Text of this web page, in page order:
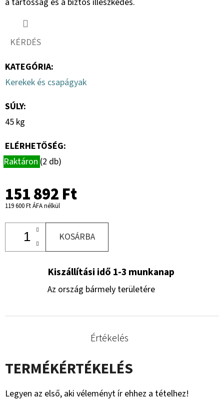
KÉRDÉS
KATEGÓRIA:
Kerekek és csapágyak
SÚLY:
45 kg
ELÉRHETŐSÉG:
Raktáron (2 db)
151 892 Ft
119 600 Ft ÁFA nélkül
KOSÁRBA
Kiszállítási idő 1-3 munkanap
Az ország bármely területére
Értékelés
TERMÉKÉRTÉKELÉS
Legyen az első, aki véleményt ír ehhez a tételhez!